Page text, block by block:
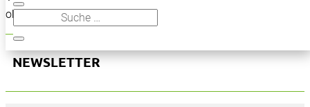
oben, um den Beitrag zu finden.
NEWSLETTER